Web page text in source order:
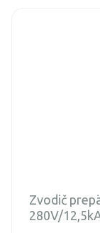
Zvodič
280V/